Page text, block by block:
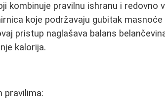
kombinuje pravilnu ishranu i redovno
koje podržavaju gubitak
pristup naglašava balans
kalorija.
pravilima: